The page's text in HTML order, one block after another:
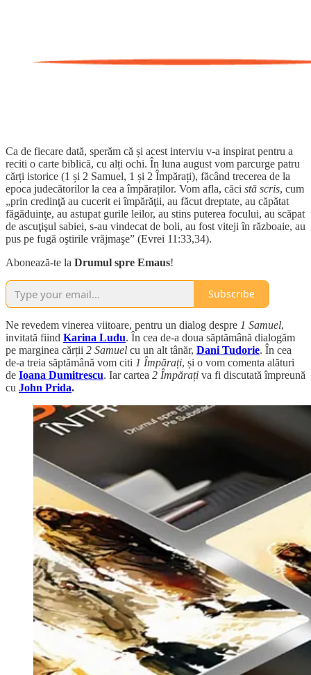
Ca de fiecare dată, sperăm că și acest interviu v-a inspirat pentru a
reciti o carte biblică, cu alți ochi. În luna august vom parcurge patru
cărți istorice (1 și 2 Samuel, 1 și 2 Împărați), făcând trecerea de la
epoca judecătorilor la cea a împăraților. Vom afla, căci stă scris, cum
„prin credinţă au cucerit ei împărăţii, au făcut dreptate, au căpătat
făgăduinţe, au astupat gurile leilor, au stins puterea focului, au scăpat
de ascuţişul sabiei, s-au vindecat de boli, au fost viteji în războaie, au
pus pe fugă oştirile vrăjmaşe” (Evrei 11:33,34).
Abonează-te la Drumul spre Emaus!
Subscribe
Ne revedem vinerea viitoare, pentru un dialog despre 1 Samuel,
invitată fiind Karina Ludu. În cea de-a doua săptămână dialogăm
pe marginea cărții 2 Samuel cu un alt tânăr, Dani Tudorie. În cea
de-a treia săptămână vom citi 1 Împărați, și o vom comenta alături
de Ioana Dumitrescu. Iar cartea 2 Împărați va fi discutată împreună
cu John Prida.